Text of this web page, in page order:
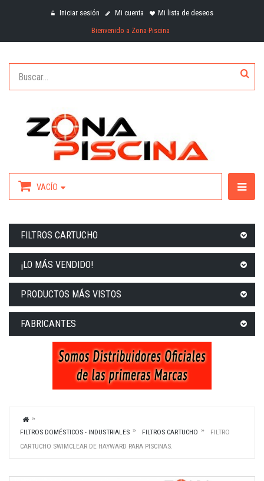
Iniciar sesión Mi cuenta
Mi lista de deseos
Bienvenido a Zona-Piscina
VACÍO
FILTROS CARTUCHO
¡LO MÁS VENDIDO!
PRODUCTOS MÁS VISTOS
FABRICANTES
FILTROS DOMÉSTICOS - INDUSTRIALES FILTROS CARTUCHO
FILTRO
CARTUCHO SWIMCLEAR DE HAYWARD PARA PISCINAS.